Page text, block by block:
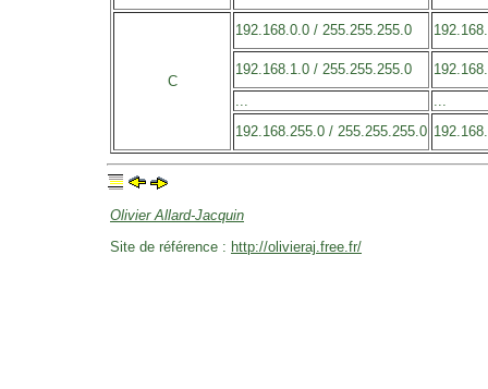
C
192.168.0.0 / 255.255.255.0
192.168.1.0 / 255.255.255.0
192.168.255.0 / 255.255.255.0
Olivier Allard-Jacquin
Site de référence : http://olivieraj.free.fr/